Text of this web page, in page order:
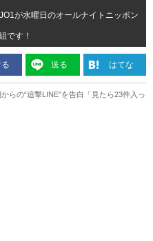
が水曜日のオールナイトニッポン
です！
送る はてな
らの“追撃LINE”を告白「見たら23件入っ